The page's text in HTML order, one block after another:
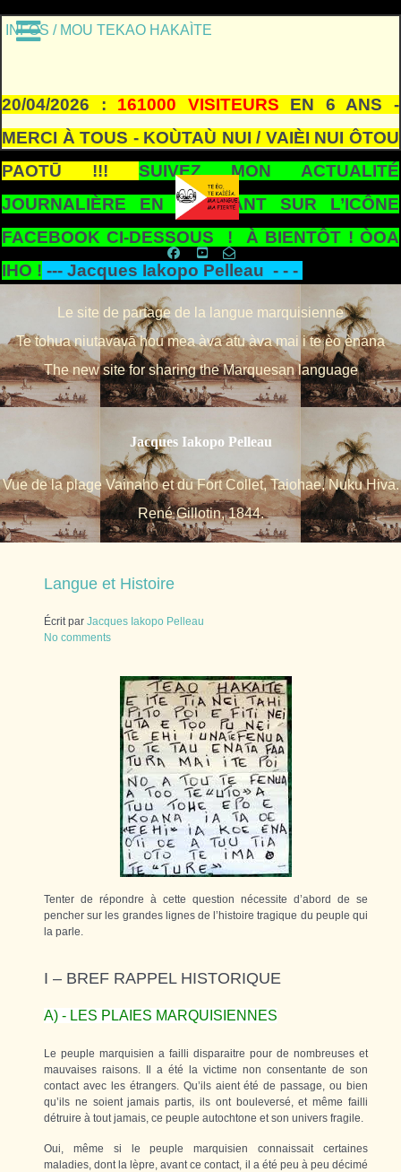
INFOS / MOU TEKAO HAKAÌTE
20/04/2026 : 161000 VISITEURS EN 6 ANS -
MERCI À TOUS - KOÙTAÙ NUI / VAIÈI NUI ÔTOU
PAOTŪ !!! SUIVEZ MON ACTUALITÉ
JOURNALIÈRE EN CLIQUANT SUR L’ICÔNE
FACEBOOK CI-DESSOUS ! À BIENTÔT ! ÒOA
IHO ! --- Jacques Iakopo Pelleau - - -
Le site de partage de la langue marquisienne
Te tohua niutavavā hou mea àva atu àva mai i te èo ènana
The new site for sharing the Marquesan language
Jacques Iakopo Pelleau
Vue de la plage Vainaho et du Fort Collet, Taiohae, Nuku Hiva.
René Gillotin, 1844.
Langue et Histoire
Écrit par Jacques Iakopo Pelleau
No comments
Tenter de répondre à cette question nécessite d’abord de se
pencher sur les grandes lignes de l’histoire tragique du peuple qui
la parle.
I – BREF RAPPEL HISTORIQUE
A) - LES PLAIES MARQUISIENNES
Le peuple marquisien a failli disparaitre pour de nombreuses et
mauvaises raisons. Il a été la victime non consentante de son
contact avec les étrangers. Qu’ils aient été de passage, ou bien
qu’ils ne soient jamais partis, ils ont bouleversé, et même failli
détruire à tout jamais, ce peuple autochtone et son univers fragile.
Oui, même si le peuple marquisien connaissait certaines
maladies, dont la lèpre, avant ce contact, il a été peu à peu décimé